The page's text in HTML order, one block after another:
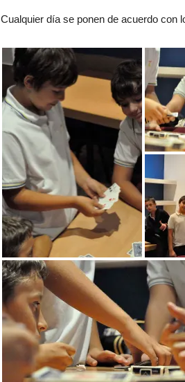
Cualquier día se ponen de acuerdo con